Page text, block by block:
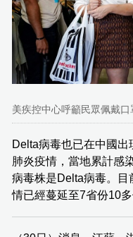
美疾控中心呼籲民眾佩戴
Delta病毒也已在中國
肺炎疫情，當地累計感
病毒株是Delta病毒。目
情已經蔓延至7省份10